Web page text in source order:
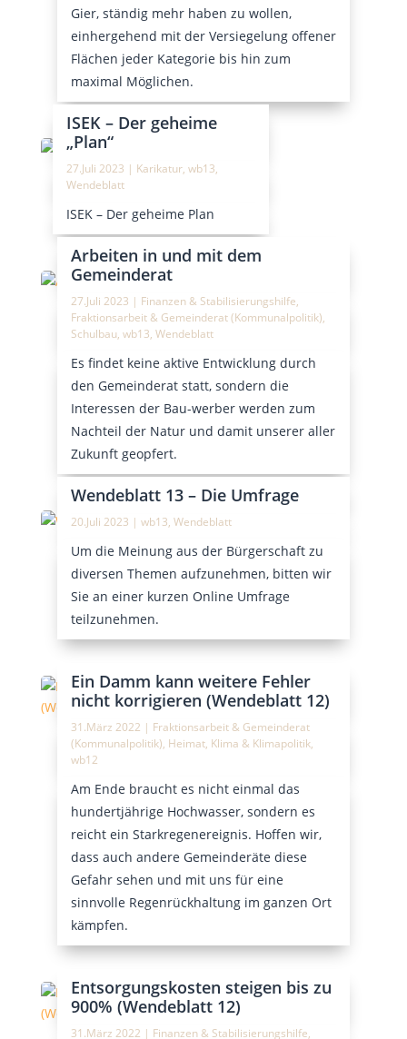
Gier, ständig mehr haben zu wollen,
einhergehend mit der Versiegelung offener
Flächen jeder Kategorie bis hin zum
maximal Möglichen.
ISEK – Der geheime
„Plan“
27.Juli 2023 | Karikatur, wb13,
Wendeblatt
ISEK – Der geheime Plan
Arbeiten in und mit dem
Gemeinderat
27.Juli 2023 | Finanzen & Stabilisierungshilfe,
Fraktionsarbeit & Gemeinderat (Kommunalpolitik),
Schulbau, wb13, Wendeblatt
Es findet keine aktive Entwicklung durch
den Gemeinderat statt, sondern die
Interessen der Bau-werber werden zum
Nachteil der Natur und damit unserer aller
Zukunft geopfert.
Wendeblatt 13 – Die Umfrage
20.Juli 2023 | wb13, Wendeblatt
Um die Meinung aus der Bürgerschaft zu
diversen Themen aufzunehmen, bitten wir
Sie an einer kurzen Online Umfrage
teilzunehmen.
Ein Damm kann weitere Fehler
nicht korrigieren (Wendeblatt 12)
31.März 2022 | Fraktionsarbeit & Gemeinderat
(Kommunalpolitik), Heimat, Klima & Klimapolitik,
wb12
Am Ende braucht es nicht einmal das
hundertjährige Hochwasser, sondern es
reicht ein Starkregenereignis. Hoffen wir,
dass auch andere Gemeinderäte diese
Gefahr sehen und mit uns für eine
sinnvolle Regenrückhaltung im ganzen Ort
kämpfen.
Entsorgungskosten steigen bis zu
900% (Wendeblatt 12)
31.März 2022 | Finanzen & Stabilisierungshilfe,